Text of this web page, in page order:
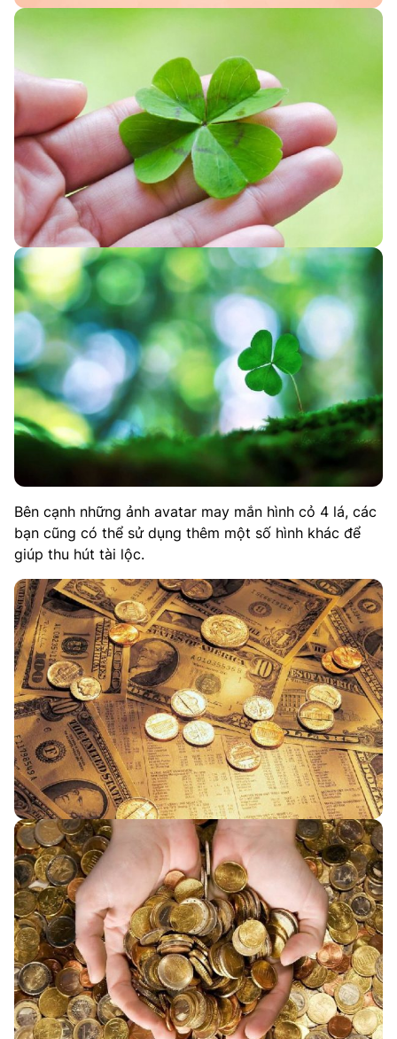
Bên cạnh những ảnh avatar may mắn hình cỏ 4 lá, các
bạn cũng có thể sử dụng thêm một số hình khác để
giúp thu hút tài lộc.